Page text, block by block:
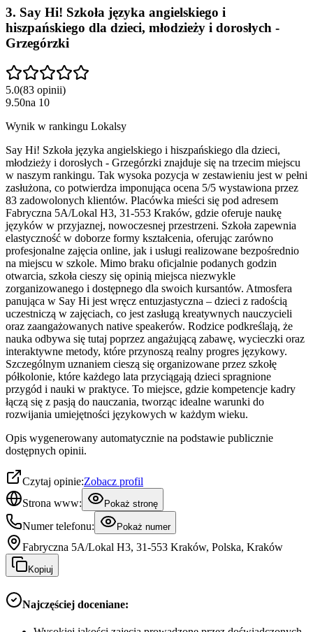
3. Say Hi! Szkoła języka angielskiego i
hiszpańskiego dla dzieci, młodzieży i dorosłych -
Grzegórzki
5.0(83 opinii)
9.50na 10
Wynik w rankingu Lokalsy
Say Hi! Szkoła języka angielskiego i hiszpańskiego dla dzieci,
młodzieży i dorosłych - Grzegórzki znajduje się na trzecim miejscu
w naszym rankingu. Tak wysoka pozycja w zestawieniu jest w pełni
zasłużona, co potwierdza imponująca ocena 5/5 wystawiona przez
83 zadowolonych klientów. Placówka mieści się pod adresem
Fabryczna 5A/Lokal H3, 31-553 Kraków, gdzie oferuje naukę
języków w przyjaznej, nowoczesnej przestrzeni. Szkoła zapewnia
elastyczność w doborze formy kształcenia, oferując zarówno
profesjonalne zajęcia online, jak i usługi realizowane bezpośrednio
na miejscu w szkole. Mimo braku oficjalnie podanych godzin
otwarcia, szkoła cieszy się opinią miejsca niezwykle
zorganizowanego i dostępnego dla swoich kursantów. Atmosfera
panująca w Say Hi jest wręcz entuzjastyczna – dzieci z radością
uczestniczą w zajęciach, co jest zasługą kreatywnych nauczycieli
oraz zaangażowanych native speakerów. Rodzice podkreślają, że
nauka odbywa się tutaj poprzez angażującą zabawę, wycieczki oraz
interaktywne metody, które przynoszą realny progres językowy.
Szczególnym uznaniem cieszą się organizowane przez szkołę
półkolonie, które każdego lata przyciągają dzieci spragnione
przygód i nauki w praktyce. To miejsce, gdzie kompetencje kadry
łączą się z pasją do nauczania, tworząc idealne warunki do
rozwijania umiejętności językowych w każdym wieku.
Opis wygenerowany automatycznie na podstawie publicznie
dostępnych opinii.
Czytaj opinie:Zobacz profil
Strona www:
Pokaż stronę
Numer telefonu: Pokaż numer
Fabryczna 5A/Lokal H3, 31-553 Kraków, Polska, Kraków
Kopiuj
Najczęściej doceniane: